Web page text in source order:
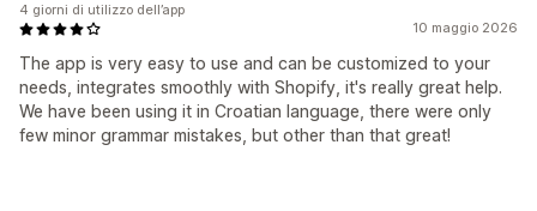
10 maggio 2026
The app is very easy to use and can be customized to your
needs, integrates smoothly with Shopify, it's really great help.
We have been using it in Croatian language, there were only
few minor grammar mistakes, but other than that great!
4 giorni di utilizzo dell’app